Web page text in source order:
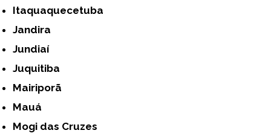
Itaquaquecetuba
Jandira
Jundiaí
Juquitiba
Mairiporã
Mauá
Mogi das Cruzes